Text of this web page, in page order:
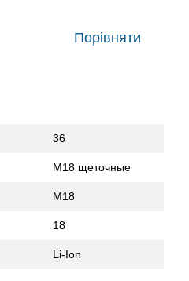
Порівняти
36
M18 щеточные
M18
18
Li-Ion